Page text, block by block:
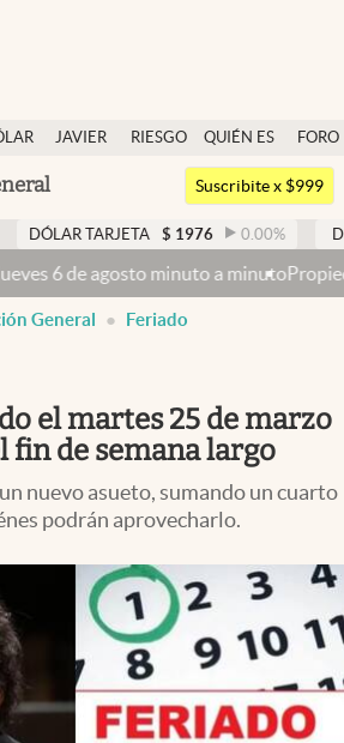
JAVIER
RIESGO
QUIÉN ES
QUIÉN
FORO
Argentina
México
Suscribite x $999
$ 1976 0.00% DÓLAR MEP
a minutoPropiedad privada:
General Feriado
el martes 25 de marzo
fin de semana largo
nuevo asueto, sumando un cuarto
podrán aprovecharlo.